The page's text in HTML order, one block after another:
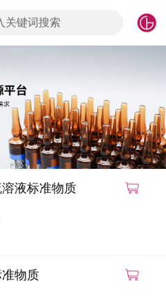
关键词搜索
液标准物质
物质
签到